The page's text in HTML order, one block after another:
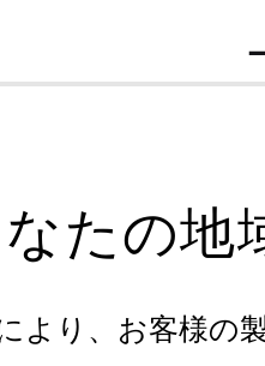
たの
より、お客様の